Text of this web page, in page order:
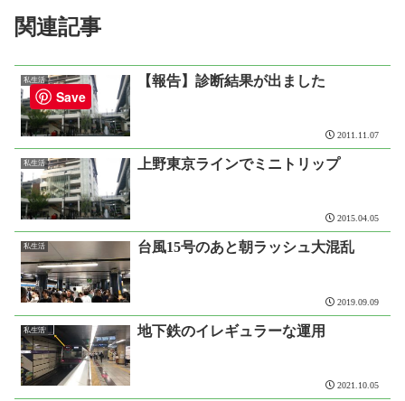
関連記事
私生活 【報告】診断結果が出ました
2011.11.07
私生活 上野東京ラインでミニトリップ
2015.04.05
私生活 台風15号のあと朝ラッシュ大混乱
2019.09.09
私生活 地下鉄のイレギュラーな運用
2021.10.05
Save